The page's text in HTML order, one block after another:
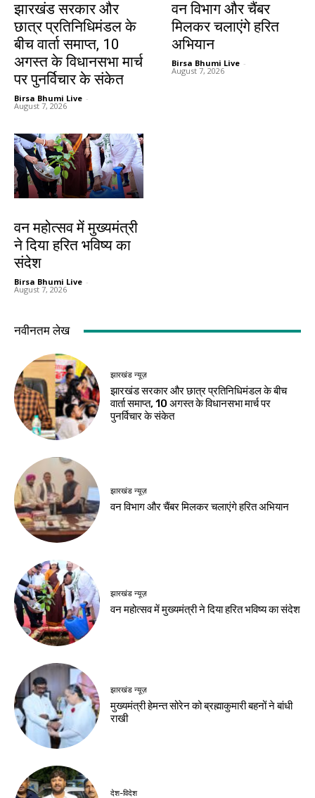
झारखंड सरकार और
छात्र प्रतिनिधिमंडल के
बीच वार्ता समाप्त, 10
अगस्त के विधानसभा मार्च
पर पुनर्विचार के संकेत
Birsa Bhumi Live -
August 7, 2026
वन विभाग और चैंबर
मिलकर चलाएंगे हरित
अभियान
Birsa Bhumi Live -
August 7, 2026
वन महोत्सव में मुख्यमंत्री
ने दिया हरित भविष्य का
संदेश
Birsa Bhumi Live -
August 7, 2026
नवीनतम लेख
झारखंड न्यूज़
झारखंड सरकार और छात्र प्रतिनिधिमंडल के बीच
वार्ता समाप्त, 10 अगस्त के विधानसभा मार्च पर
पुनर्विचार के संकेत
झारखंड न्यूज़
वन विभाग और चैंबर मिलकर चलाएंगे हरित अभियान
झारखंड न्यूज़
वन महोत्सव में मुख्यमंत्री ने दिया हरित भविष्य का संदेश
झारखंड न्यूज़
मुख्यमंत्री हेमन्त सोरेन को ब्रह्माकुमारी बहनों ने बांधी
राखी
देश-विदेश